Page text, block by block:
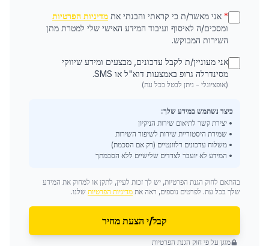
* אני מאשר/ת כי קראתי והבנתי את מדיניות הפרטיות
ומסכים/ה לאיסוף ועיבוד המידע האישי שלי למטרת מתן
השירות המבוקש.
אני מעוניין/ת לקבל עדכונים, מבצעים ומידע שיווקי
מסינדרלה גרופ באמצעות דוא"ל או SMS.
(אופציונלי - ניתן לבטל בכל עת)
כיצד נשתמש במידע שלך:
• יצירת קשר לתיאום שירות הניקיון
• שמירת היסטוריית שירות לשיפור השירות
• משלוח עדכונים רלוונטיים (רק אם הסכמת)
• המידע לא יועבר לצדדים שלישיים ללא הסכמתך
בהתאם לחוק הגנת הפרטיות, יש לך זכות לעיין, לתקן או למחוק את המידע
שלך בכל עת. לפרטים נוספים, ראה את מדיניות הפרטיות שלנו.
קבל/י הצעת מחיר
מוגן על פי חוק הגנת הפרטיות